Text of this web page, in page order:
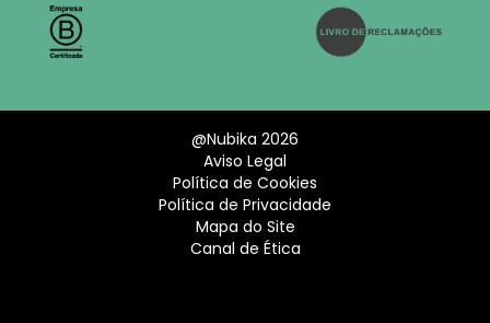
@Nubika 2026
Aviso Legal
Política de Cookies
Política de Privacidade
Mapa do Site
Canal de Ética